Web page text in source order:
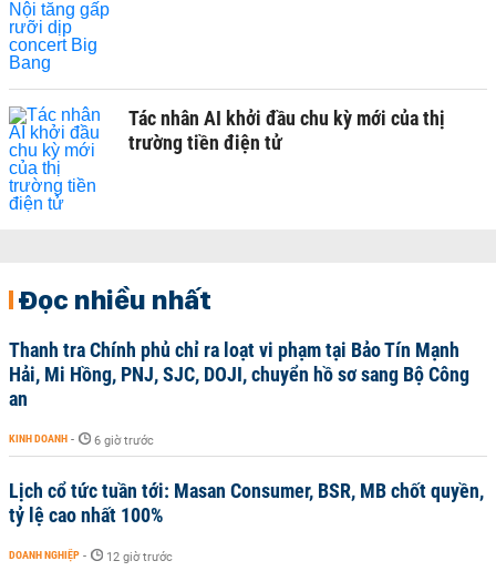
Tác nhân AI khởi đầu chu kỳ mới của thị
trường tiền điện tử
Đọc nhiều nhất
Thanh tra Chính phủ chỉ ra loạt vi phạm tại Bảo Tín Mạnh
Hải, Mi Hồng, PNJ, SJC, DOJI, chuyển hồ sơ sang Bộ Công
an
KINH DOANH - 6 giờ trước
Lịch cổ tức tuần tới: Masan Consumer, BSR, MB chốt quyền,
tỷ lệ cao nhất 100%
DOANH NGHIỆP - 12 giờ trước